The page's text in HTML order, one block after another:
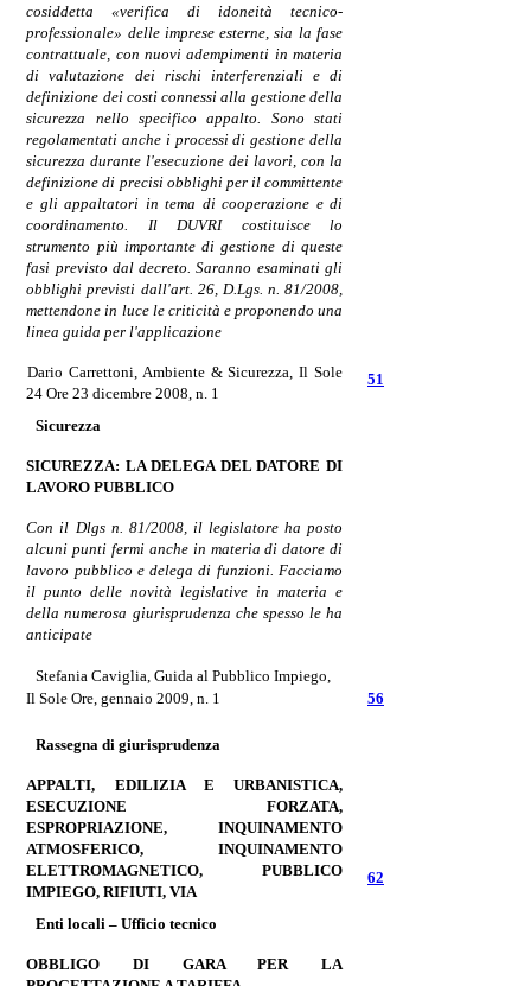
cosiddetta «verifica di idoneità tecnico-
professionale» delle imprese esterne, sia la fase
contrattuale, con nuovi adempimenti in materia
di valutazione dei rischi interferenziali e di
definizione dei costi connessi alla gestione della
sicurezza nello specifico appalto. Sono stati
regolamentati anche i processi di gestione della
sicurezza durante l'esecuzione dei lavori, con la
definizione di precisi obblighi per il committente
e gli appaltatori in tema di cooperazione e di
coordinamento. Il DUVRI costituisce lo
strumento più importante di gestione di queste
fasi previsto dal decreto. Saranno esaminati gli
obblighi previsti dall'art. 26, D.Lgs. n. 81/2008,
mettendone in luce le criticità e proponendo una
linea guida per l'applicazione
Dario Carrettoni, Ambiente & Sicurezza, Il Sole
24 Ore 23 dicembre 2008, n. 1
51
Sicurezza
SICUREZZA: LA DELEGA DEL DATORE DI
LAVOROPUBBLICO
Con il Dlgs n. 81/2008, il legislatore ha posto
alcuni punti fermi anche in materia di datore di
lavoro pubblico e delega di funzioni. Facciamo
il punto delle novità legislative in materia e
della numerosa giurisprudenza che spesso le ha
anticipate
Stefania Caviglia, Guida al Pubblico Impiego,
Il Sole Ore, gennaio2009, n. 1 56
Rassegna di giurisprudenza
APPALTI, EDILIZIAE URBANISTICA,
ESECUZIONE FORZATA,
ESPROPRIAZIONE, INQUINAMENTO
ATMOSFERICO, INQUINAMENTO
ELETTROMAGNETICO, PUBBLICO
IMPIEGO, RIFIUTI, VIA
62
Enti locali – Ufficio tecnico
OBBLIGO DI GARA PER LA